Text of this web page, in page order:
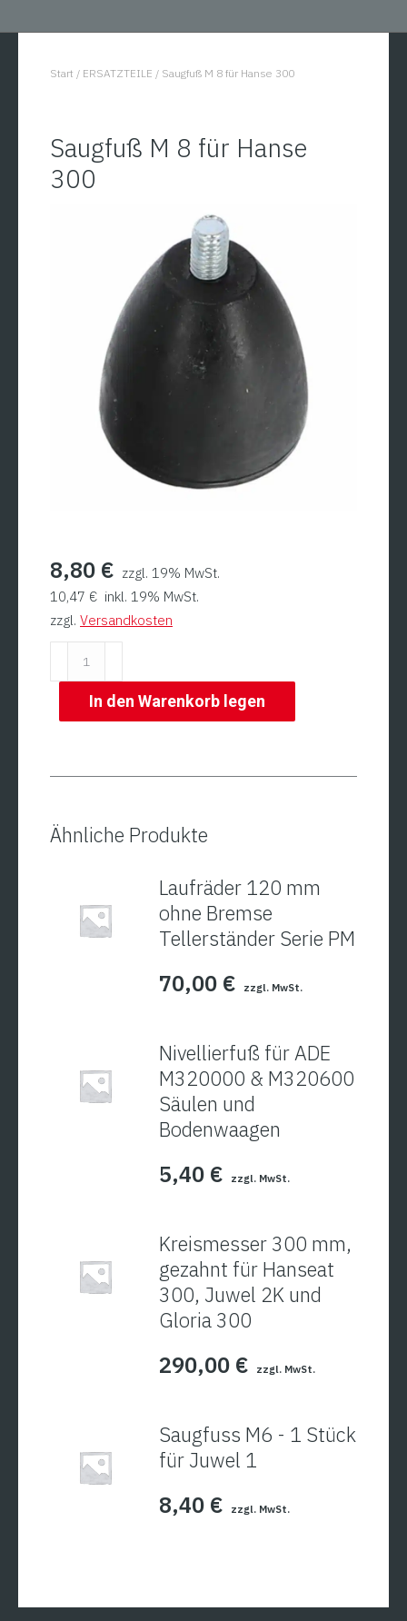
You are here:
Start / ERSATZTEILE / Saugfuß M 8 für Hanse 300
Saugfuß M 8 für Hanse
300
8,80 € zzgl. 19% MwSt.
10,47 € inkl. 19% MwSt.
zzgl. Versandkosten
für
In den Warenkorb legen
Ähnliche Produkte
Laufräder 120 mm
ohne Bremse
Tellerständer Serie PM
70,00 € zzgl. MwSt.
Nivellierfuß für ADE
M320000 & M320600
Säulen und
Bodenwaagen
5,40 € zzgl. MwSt.
Kreismesser 300 mm,
gezahnt für Hanseat
300, Juwel 2K und
Gloria 300
290,00 € zzgl. MwSt.
Saugfuss M6 - 1 Stück
für Juwel 1
8,40 € zzgl. MwSt.